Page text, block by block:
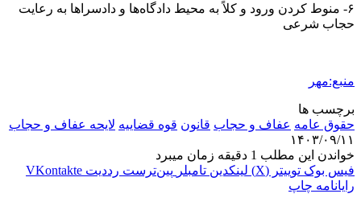
۶- منوط کردن ورود و کلاً به محیط دادگاه‌ها و دادسراها به رعایت
حجاب شرعی
منبع:مهر
برچسب ها
حقوق عامه عفاف و حجاب قانون قوه قضاییه لایحه عفاف و حجاب
۱۴۰۳/۰۹/۱۱
خواندن این مطلب 1 دقیقه زمان میبرد
فیس بوک توییتر (X) لینکدین ‫تامبلر ‫پین‌ترست ‫رددیت ‫VKontakte
رایانامه چاپ